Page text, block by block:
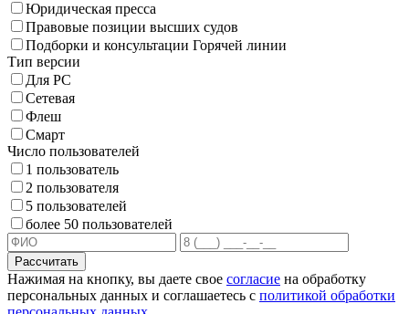
Юридическая пресса
Правовые позиции высших судов
Подборки и консультации Горячей линии
Тип версии
Для PC
Сетевая
Флеш
Смарт
Число пользователей
1 пользователь
2 пользователя
5 пользователей
более 50 пользователей
Рассчитать
Нажимая на кнопку, вы даете свое согласие на обработку
персональных данных и соглашаетесь с политикой обработки